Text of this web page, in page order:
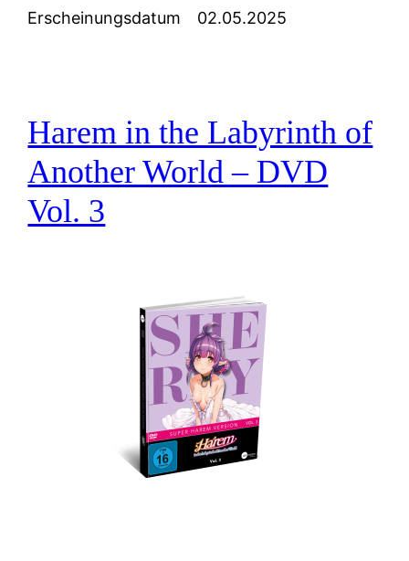
Erscheinungsdatum 02.05.2025
Harem in the Labyrinth of
Another World – DVD
Vol. 3